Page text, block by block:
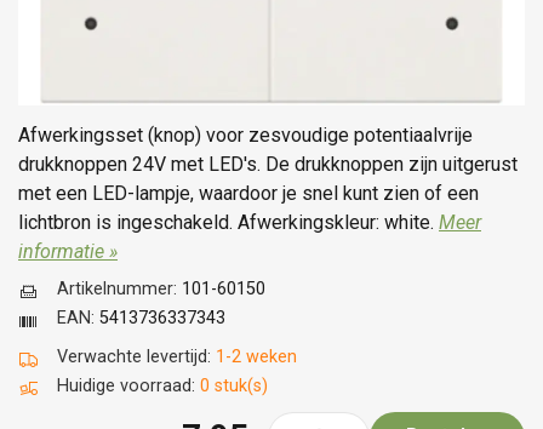
Afwerkingsset (knop) voor zesvoudige potentiaalvrije
drukknoppen 24V met LED's. De drukknoppen zijn uitgerust
met een LED-lampje, waardoor je snel kunt zien of een
lichtbron is ingeschakeld. Afwerkingskleur: white. Meer
informatie »
Verwachte levertijd: 1-2 weken
Huidige voorraad: 0 stuk(s)
Artikelnummer: 101-60150
EAN: 5413736337343